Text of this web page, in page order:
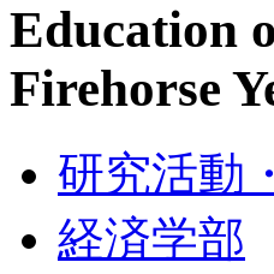
Education
Firehorse
研究活動
経済学部